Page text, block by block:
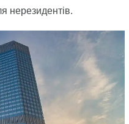
нерезидентів.